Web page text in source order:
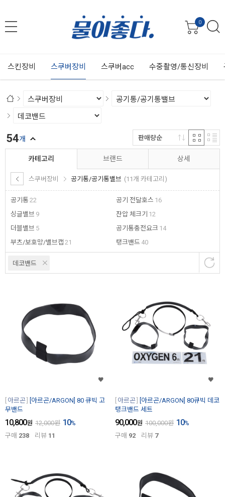
0
스킨장비 스쿠버장비 스쿠버acc 수중촬영/통신장비
카테고리
스쿠버장비 공기통/공기통밸브 (11개 카테고리)
공기통 22
싱글밸브 9
더블밸브 5
부츠/보호망/밸브캡 21
공기 전달호스 16
잔압 체크기 12
공기통충전요크 14
탱크밴드 40
브랜드 상세
데코밴드
54개 판매량순
아르곤
[아르곤/ARGON] 80 큐빅 고
무밴드
10,800원 12,000원 10%
구매 238 리뷰 11
아르곤
[아르곤/ARGON] 80큐빅 데코
탱크밴드 세트
90,000원 100,000원 10%
구매 92 리뷰 7